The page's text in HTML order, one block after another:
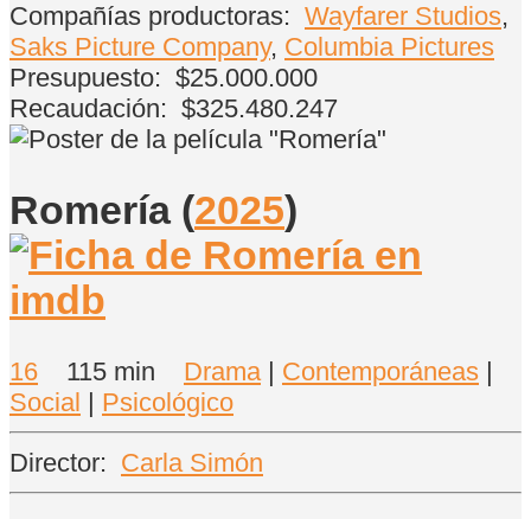
Compañías productoras: Wayfarer Studios,
Saks Picture Company, Columbia Pictures
Presupuesto: $25.000.000
Recaudación: $325.480.247
Romería (2025)
16 115 min Drama| Contemporáneas |
Social | Psicológico
Director: Carla Simón